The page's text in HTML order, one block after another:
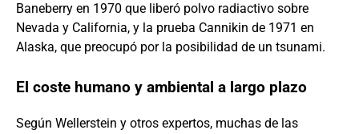
Baneberry en 1970 que liberó polvo radiactivo sobre
Nevada y California, y la prueba Cannikin de 1971 en
Alaska, que preocupó por la posibilidad de un tsunami.
El coste humano y ambiental a largo plazo
Según Wellerstein y otros expertos, muchas de las